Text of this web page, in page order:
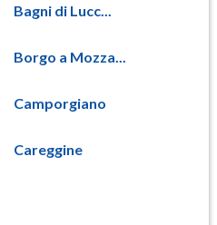
Bagni di Lucc...
Borgo a Mozza...
Camporgiano
Careggine